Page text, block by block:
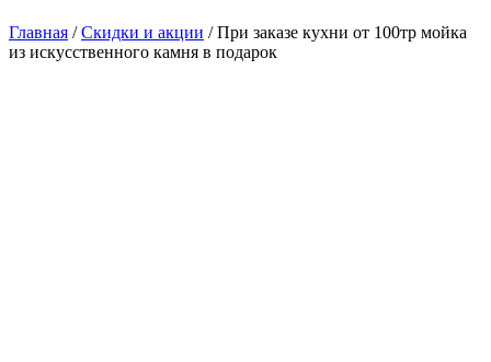
Главная /Скидки и акции /При заказе кухни от 100тр мойка
из искусственного камня в подарок